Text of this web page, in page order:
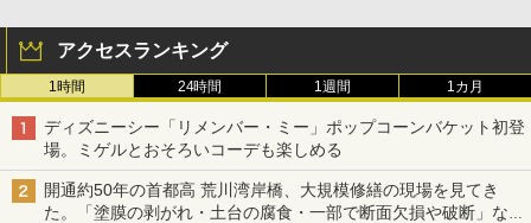
アクセスランキング
1時間 24時間 1週間 1カ月
ディズニーシー「リメンバー・ミー」ポップコーンバケット初登
場。ミゲルとおそろいコーデも楽しめる
開通約50年の首都高 荒川湾岸橋、大規模修繕の現場を見てき
た。「塗膜の剥がれ・土台の腐食・一部で断面欠損や破断」など